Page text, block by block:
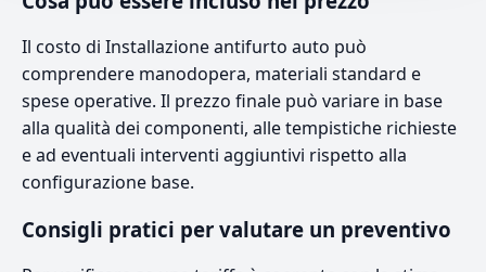
Il costo di Installazione antifurto auto può
comprendere manodopera, materiali standard e
spese operative. Il prezzo finale può variare in base
alla qualità dei componenti, alle tempistiche richieste
e ad eventuali interventi aggiuntivi rispetto alla
configurazione base.
Consigli pratici per valutare un preventivo